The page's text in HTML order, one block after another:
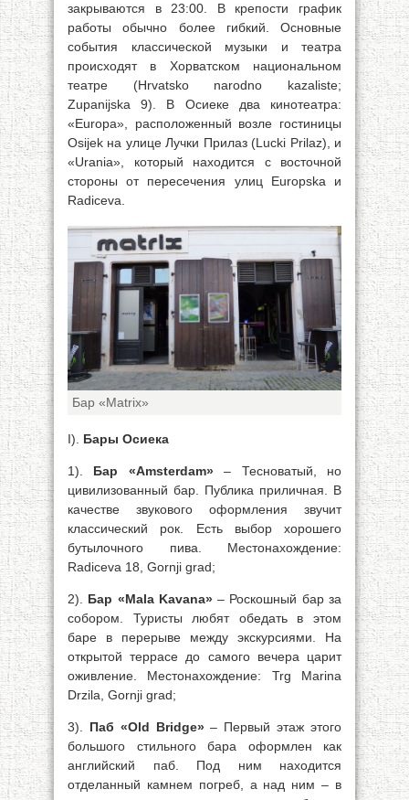
закрываются в 23:00. В крепости график
работы обычно более гибкий. Основные
события классической музыки и театра
происходят в Хорватском национальном
театре (Hrvatsko narodno kazaliste;
Zupanijska 9). В Осиеке два кинотеатра:
«Europa», расположенный возле гостиницы
Osijek на улице Лучки Прилаз (Lucki Prilaz), и
«Urania», который находится с восточной
стороны от пересечения улиц Europska и
Radiceva.
Бар «Matrix»
I). Бары Осиека
1). Бар «Amsterdam»– Тесноватый, но
цивилизованный бар. Публика приличная. В
качестве звукового оформления звучит
классический рок. Есть выбор хорошего
бутылочного пива. Местонахождение:
Radiceva 18, Gornji grad;
2). Бар «Mala Kavana»– Роскошный бар за
собором. Туристы любят обедать в этом
баре в перерыве между экскурсиями. На
открытой террасе до самого вечера царит
оживление. Местонахождение: Trg Marina
Drzila, Gornji grad;
3). Паб «Old Bridge»– Первый этаж этого
большого стильного бара оформлен как
английский паб. Под ним находится
отделанный камнем погреб, а над ним – в